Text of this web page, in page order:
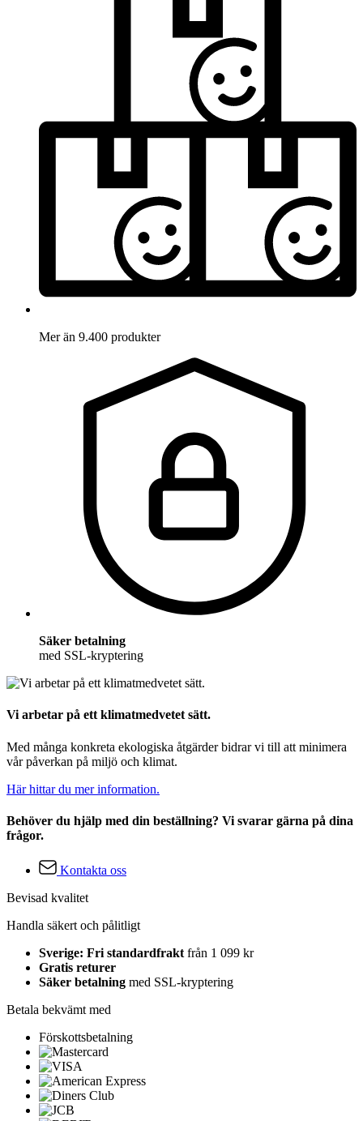
Mer än 9.400 produkter
Säker betalning
med SSL-kryptering
Vi arbetar på ett klimatmedvetet sätt.
Med många konkreta ekologiska åtgärder bidrar vi till att minimera
vår påverkan på miljö och klimat.
Här hittar du mer information.
Behöver du hjälp med din beställning? Vi svarar gärna på dina
frågor.
Kontakta oss
Bevisad kvalitet
Handla säkert och pålitligt
Sverige: Fri standardfrakt från 1 099 kr
Gratis returer
Säker betalning med SSL-kryptering
Betala bekvämt med
Förskottsbetalning